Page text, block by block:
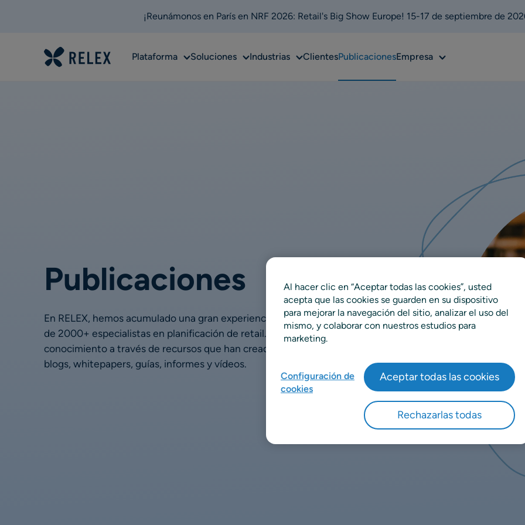
¡Reunámonos en París en NRF 2026: Retail's Big Show Europe! 15-17 de septiembre de
PlataformaSubSolucionesSubIndustriasSubClientesPublicacionesEmpresaSub
Publicaciones
En RELEX, hemos acumulado una gran experiencia en retail entre los más
de 2000+ especialistas en planificación de retail. Profundice en nuestro
conocimiento a través de recursos que han creado nuestros expertos:
blogs, whitepapers, guías, informes y vídeos.
Al hacer clic en “Aceptar todas las cookies”, usted
acepta que las cookies se guarden en su dispositivo
para mejorar la navegación del sitio, analizar el uso del
mismo, y colaborar con nuestros estudios para
marketing.
Configuración de
cookies
Rechazarlas todas
Aceptar todas las cookies